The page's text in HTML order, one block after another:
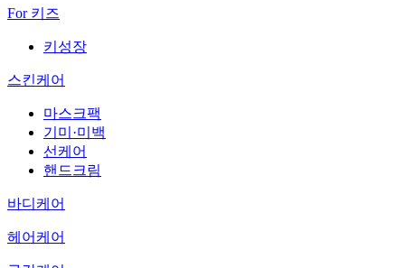
For 키즈
키성장
스킨케어
마스크팩
기미·미백
선케어
핸드크림
바디케어
헤어케어